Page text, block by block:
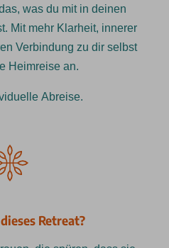
was du mit in deinen
Mit mehr Klarheit, innerer
Verbindung zu dir selbst
Heimreise an.
Abreise.
Retreat?